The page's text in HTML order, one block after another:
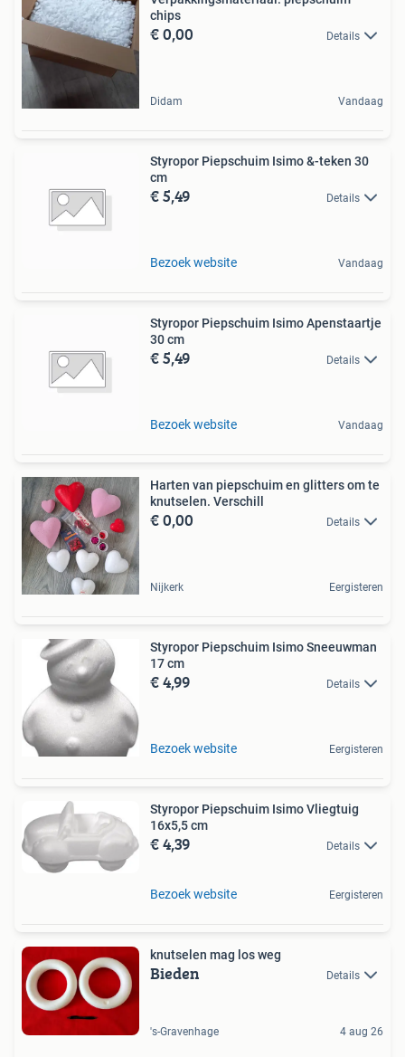
chips
€ 0,00 Details
Didam Vandaag
Styropor Piepschuim Isimo &-teken 30
cm
€ 5,49 Details
Bezoek website Vandaag
Styropor Piepschuim Isimo Apenstaartje
30 cm
€ 5,49 Details
Bezoek website Vandaag
Harten van piepschuim en glitters om te
knutselen. Verschill
€ 0,00 Details
Nijkerk Eergisteren
Styropor Piepschuim Isimo Sneeuwman
17 cm
€ 4,99 Details
Bezoek website Eergisteren
Styropor Piepschuim Isimo Vliegtuig
16x5,5 cm
€ 4,39 Details
Bezoek website Eergisteren
knutselen mag los weg
Bieden Details
's-Gravenhage 4 aug 26